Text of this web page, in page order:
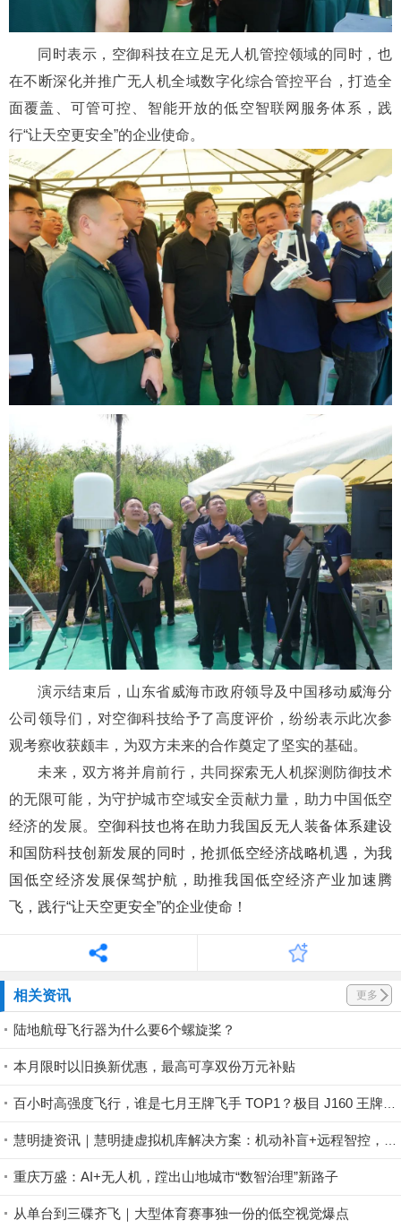
同时表示，空御科技在立足无人机管控领域的同时，也
在不断深化并推广无人机全域数字化综合管控平台，打造全
面覆盖、可管可控、智能开放的低空智联网服务体系，践
行“让天空更安全”的企业使命。
演示结束后，山东省威海市政府领导及中国移动威海分
公司领导们，对空御科技给予了高度评价，纷纷表示此次参
观考察收获颇丰，为双方未来的合作奠定了坚实的基础。
未来，双方将并肩前行，共同探索无人机探测防御技术
的无限可能，为守护城市空域安全贡献力量，助力中国低空
经济的发展。 空御科技也将在助力我国反无人装备体系建设
和国防科技创新发展的同时，抢抓低空经济战略机遇，为我
国低空经济发展保驾护航，助推我国低空经济产业加速腾
飞，践行“让天空更安全”的企业使命！
相关资讯 更多
陆地航母飞行器为什么要6个螺旋桨？
本月限时以旧换新优惠，最高可享双份万元补贴
重庆万盛：AI+无人机，蹚出山地城市“数智治理”新路子
从单台到三碟齐飞｜大型体育赛事独一份的低空视觉爆点